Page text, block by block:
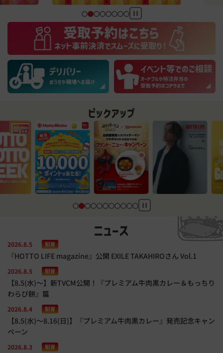
ピックアップ
ニュース
2026.8.5
『HOTTO LIFE magazine』公開 EXILE TAKAHIROさん Vol.1
2026.8.5
【8.5(水)～】新TVCM公開！『プレミアム牛肉黒カレー＆もっちり
わらび餅』篇
2026.8.4
【8.5(水)～8.16(日)】『プレミアム牛肉黒カレー』発売記念キャン
ペーン
2026.8.3